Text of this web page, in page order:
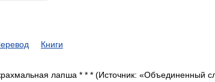
Книги
лапша * * * (Источник: «Объединенный